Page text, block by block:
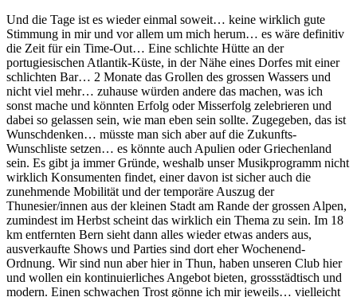
Und die Tage ist es wieder einmal soweit… keine wirklich gute
Stimmung in mir und vor allem um mich herum… es wäre definitiv
die Zeit für ein Time-Out… Eine schlichte Hütte an der
portugiesischen Atlantik-Küste, in der Nähe eines Dorfes mit einer
schlichten Bar… 2 Monate das Grollen des grossen Wassers und
nicht viel mehr… zuhause würden andere das machen, was ich
sonst mache und könnten Erfolg oder Misserfolg zelebrieren und
dabei so gelassen sein, wie man eben sein sollte. Zugegeben, das ist
Wunschdenken… müsste man sich aber auf die Zukunfts-
Wunschliste setzen… es könnte auch Apulien oder Griechenland
sein. Es gibt ja immer Gründe, weshalb unser Musikprogramm nicht
wirklich Konsumenten findet, einer davon ist sicher auch die
zunehmende Mobilität und der temporäre Auszug der
Thunesier/innen aus der kleinen Stadt am Rande der grossen Alpen,
zumindest im Herbst scheint das wirklich ein Thema zu sein. Im 18
km entfernten Bern sieht dann alles wieder etwas anders aus,
ausverkaufte Shows und Parties sind dort eher Wochenend-
Ordnung. Wir sind nun aber hier in Thun, haben unseren Club hier
und wollen ein kontinuierliches Angebot bieten, grossstädtisch und
modern. Einen schwachen Trost gönne ich mir jeweils… vielleicht